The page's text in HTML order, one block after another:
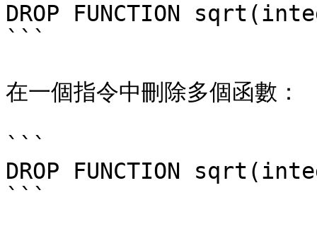
DROP FUNCTION
```
在一個指令中刪除多個函數：
```
DROP FUNCTION
```